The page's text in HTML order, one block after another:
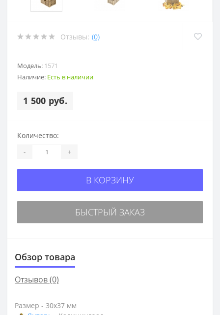
Отзывы: (0)
Модель: 1571
Наличие: Есть в наличии
1 500 руб.
Количество:
- +
В КОРЗИНУ
БЫСТРЫЙ ЗАКАЗ
Обзор товара
Отзывов (0)
Размер - 30х37 мм